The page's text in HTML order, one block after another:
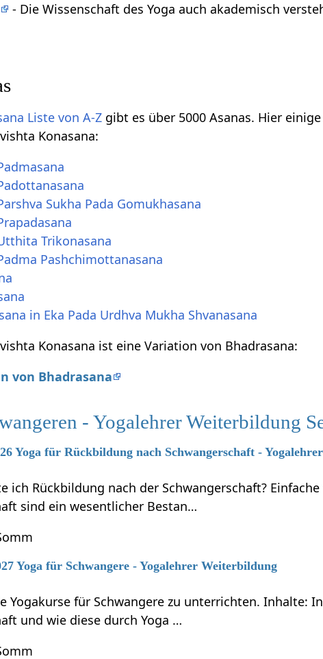
- Die Wissenschaft des Yoga auch akademisch
Liste von A-Z gibt es über 5000 Asanas. Hier
Konasana:
Sukha Pada Gomukhasana
Trikonasana
Pashchimottanasana
in Eka Pada Urdhva Mukha Shvanasana
Konasana ist eine Variation von Bhadrasana:
von Bhadrasana
- Yogalehrer Weiterbildung
Yoga für Rückbildung nach Schwangerschaft -
ich Rückbildung nach der Schwangerschaft?
sind ein wesentlicher Bestan…
Yoga für Schwangere - Yogalehrer Weiterbildung
Yogakurse für Schwangere zu unterrichten. Inhalte:
und wie diese durch Yoga …